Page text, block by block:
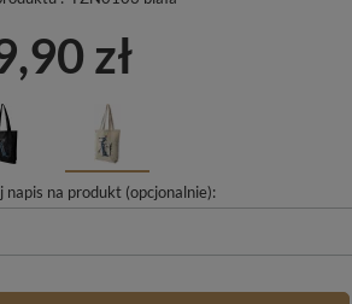
zł
napis na produkt (opcjonalnie):